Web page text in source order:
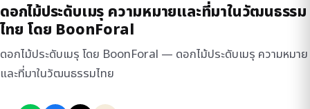
ดอกไม้ประดับเมรุ ความหมายและที่มาในวัฒนธรรม
ไทย โดย BoonForal
ดอกไม้ประดับเมรุ โดย BoonForal — ดอกไม้ประดับเมรุ ความหมาย
และที่มาในวัฒนธรรมไทย